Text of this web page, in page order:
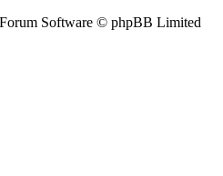
Software © phpBB Limited